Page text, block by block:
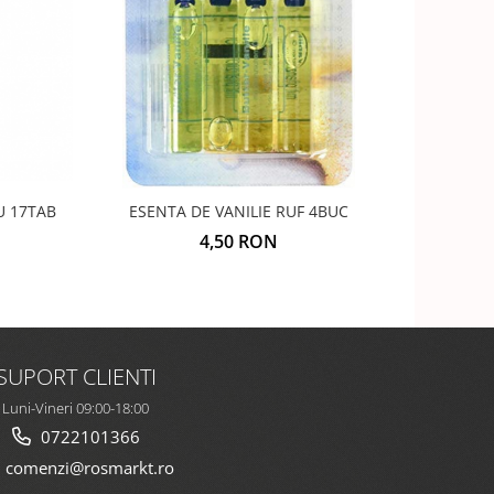
17TAB ESENTA DE VANILIE RUF 4BUC
4,50 RON
CLIENTI
Luni-Vineri 09:00-18:00
0722101366
comenzi@rosmarkt.ro